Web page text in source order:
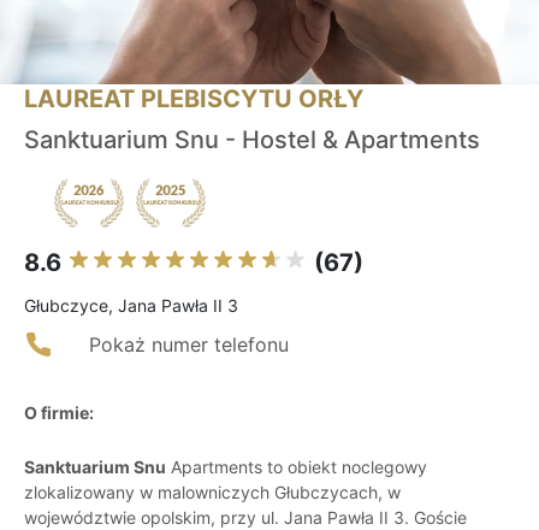
LAUREAT PLEBISCYTU ORŁY
Sanktuarium Snu - Hostel & Apartments
8.6 (67)
Głubczyce, Jana Pawła II 3
Pokaż numer telefonu
O firmie:
Sanktuarium Snu Apartments to obiekt noclegowy
zlokalizowany w malowniczych Głubczycach, w
województwie opolskim, przy ul. Jana Pawła II 3. Goście